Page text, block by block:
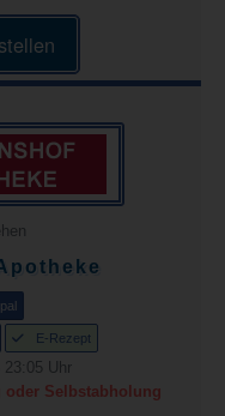
E-Rezept
23:05 Uhr
oder Selbstabholung